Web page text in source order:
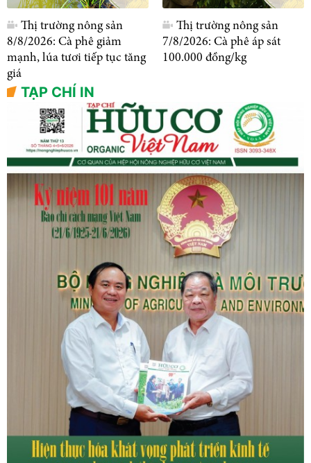
Thị trường nông sản
8/8/2026: Cà phê giảm
mạnh, lúa tươi tiếp tục tăng
giá
Thị trường nông sản
7/8/2026: Cà phê áp sát
100.000 đồng/kg
TẠP CHÍ IN